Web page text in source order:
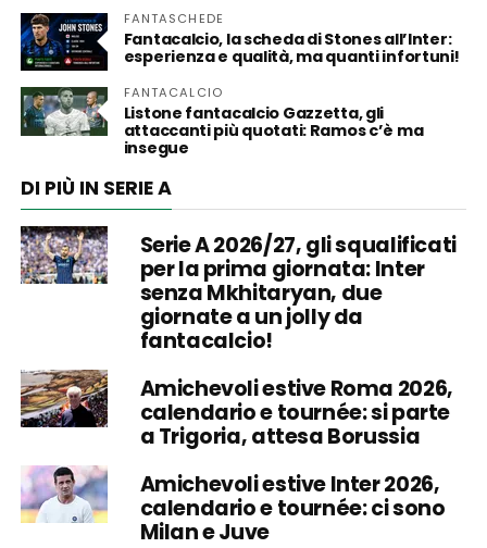
FANTASCHEDE
Fantacalcio, la scheda di Stones all’Inter:
esperienza e qualità, ma quanti infortuni!
FANTACALCIO
Listone fantacalcio Gazzetta, gli
attaccanti più quotati: Ramos c’è ma
insegue
DI PIÙ IN SERIE A
Serie A 2026/27, gli squalificati
per la prima giornata: Inter
senza Mkhitaryan, due
giornate a un jolly da
fantacalcio!
Amichevoli estive Roma 2026,
calendario e tournée: si parte
a Trigoria, attesa Borussia
Amichevoli estive Inter 2026,
calendario e tournée: ci sono
Milan e Juve